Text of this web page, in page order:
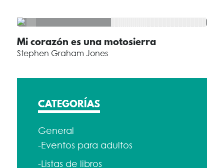
Mi corazón es una motosierra
Stephen Graham Jones
CATEGORÍAS
General
-Eventos para adultos
-Listas de libros